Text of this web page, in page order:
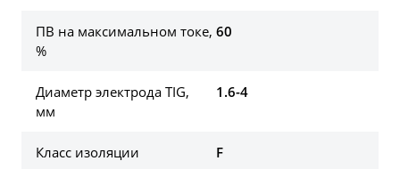
ПВ на максимальном токе,
%
60
Диаметр электрода TIG,
мм
1.6-4
Класс изоляции F